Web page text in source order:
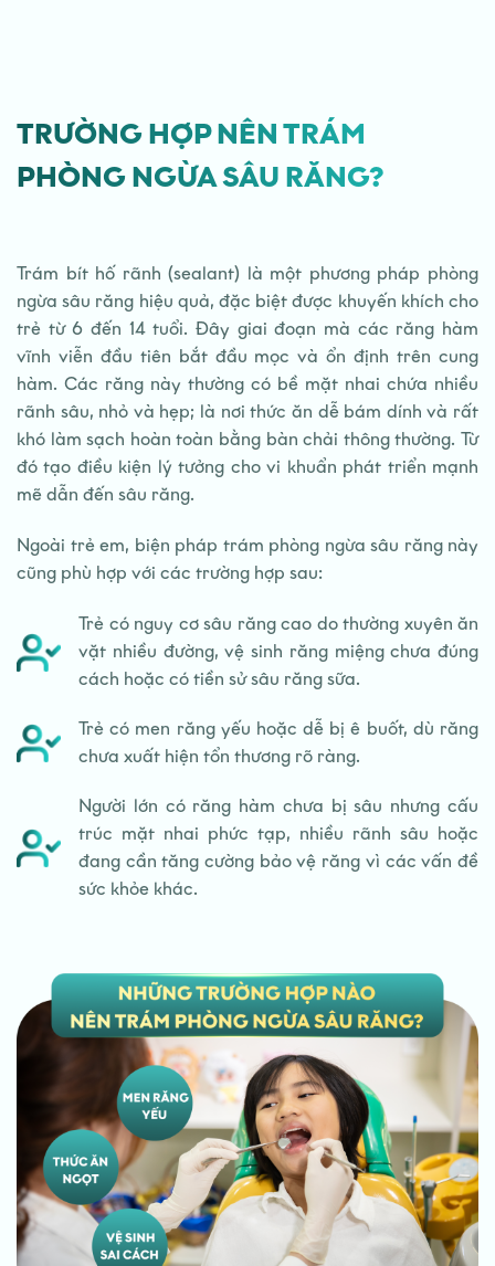
TRƯỜNG HỢP NÊN TRÁM
PHÒNG NGỪA SÂU RĂNG?
Trám bít hố rãnh (sealant) là một phương pháp phòng
ngừa sâu răng hiệu quả, đặc biệt được khuyến khích cho
trẻ từ 6 đến 14 tuổi. Đây giai đoạn mà các răng hàm
vĩnh viễn đầu tiên bắt đầu mọc và ổn định trên cung
hàm. Các răng này thường có bề mặt nhai chứa nhiều
rãnh sâu, nhỏ và hẹp; là nơi thức ăn dễ bám dính và rất
khó làm sạch hoàn toàn bằng bàn chải thông thường. Từ
đó tạo điều kiện lý tưởng cho vi khuẩn phát triển mạnh
mẽ dẫn đến sâu răng.
Ngoài trẻ em, biện pháp trám phòng ngừa sâu răng này
cũng phù hợp với các trường hợp sau:
Trẻ có nguy cơ sâu răng cao do thường xuyên ăn
vặt nhiều đường, vệ sinh răng miệng chưa đúng
cách hoặc có tiền sử sâu răng sữa.
Trẻ có men răng yếu hoặc dễ bị ê buốt, dù răng
chưa xuất hiện tổn thương rõ ràng.
Người lớn có răng hàm chưa bị sâu nhưng cấu
trúc mặt nhai phức tạp, nhiều rãnh sâu hoặc
đang cần tăng cường bảo vệ răng vì các vấn đề
sức khỏe khác.